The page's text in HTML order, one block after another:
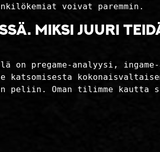
voivat paremmin.
Miksi juuri
on pregame-analyysi,
peliin. Oman tilimme